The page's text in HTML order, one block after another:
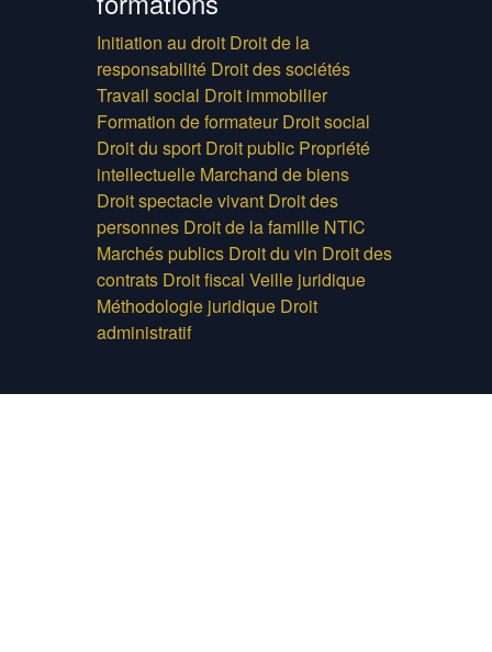
Initiation au droit Droit de la
responsabilité Droit des sociétés
Travail social Droit immobilier
Formation de formateur Droit social
Droit du sport Droit public Propriété
intellectuelle Marchand de biens
Droit spectacle vivant Droit des
personnes Droit de la famille NTIC
Marchés publics Droit du vin Droit des
contrats Droit fiscal Veille juridique
Méthodologie juridique Droit
administratif